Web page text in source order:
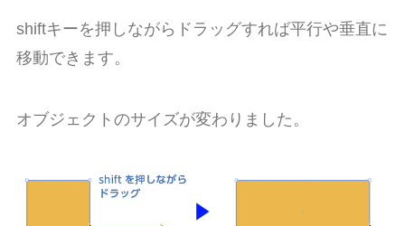
shiftキーを押しながらドラッグすれば平行や垂直に
移動できます。
オブジェクトのサイズが変わりました。